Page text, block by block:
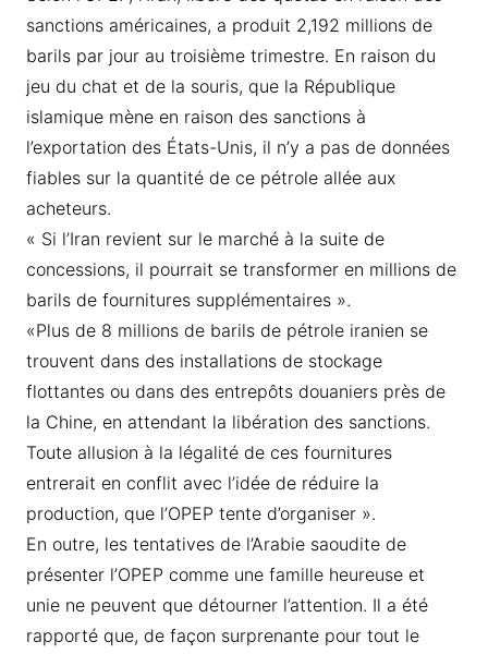
sanctions américaines, a produit 2,192 millions de
barils par jour au troisième trimestre. En raison du
jeu du chat et de la souris, que la République
islamique mène en raison des sanctions à
l’exportation des États-Unis, il n’y a pas de données
fiables sur la quantité de ce pétrole allée aux
acheteurs.
« Si l’Iran revient sur le marché à la suite de
concessions, il pourrait se transformer en millions de
barils de fournitures supplémentaires ».
«Plus de 8 millions de barils de pétrole iranien se
trouvent dans des installations de stockage
flottantes ou dans des entrepôts douaniers près de
la Chine, en attendant la libération des sanctions.
Toute allusion à la légalité de ces fournitures
entrerait en conflit avec l’idée de réduire la
production, que l’OPEP tente d’organiser ».
En outre, les tentatives de l’Arabie saoudite de
présenter l’OPEP comme une famille heureuse et
unie ne peuvent que détourner l’attention. Il a été
rapporté que, de façon surprenante pour tout le